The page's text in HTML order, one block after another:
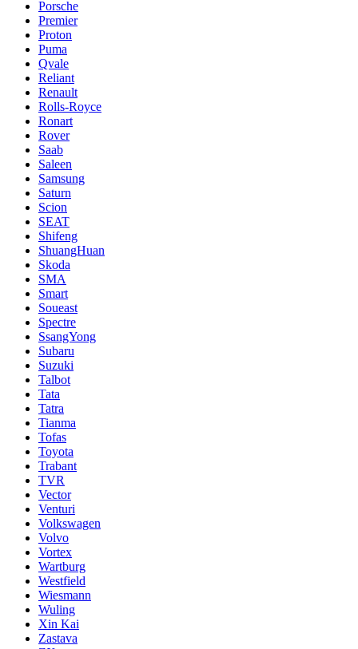
Porsche
Premier
Proton
Puma
Qvale
Reliant
Renault
Rolls-Royce
Ronart
Rover
Saab
Saleen
Samsung
Saturn
Scion
SEAT
Shifeng
ShuangHuan
Skoda
SMA
Smart
Soueast
Spectre
SsangYong
Subaru
Suzuki
Talbot
Tata
Tatra
Tianma
Tofas
Toyota
Trabant
TVR
Vector
Venturi
Volkswagen
Volvo
Vortex
Wartburg
Westfield
Wiesmann
Wuling
Xin Kai
Zastava